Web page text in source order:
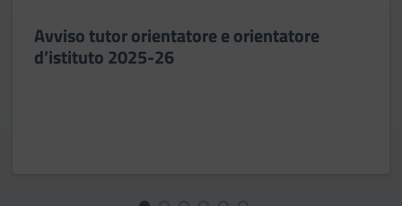
Avviso tutor orientatore e orientatore
d’istituto 2025-26